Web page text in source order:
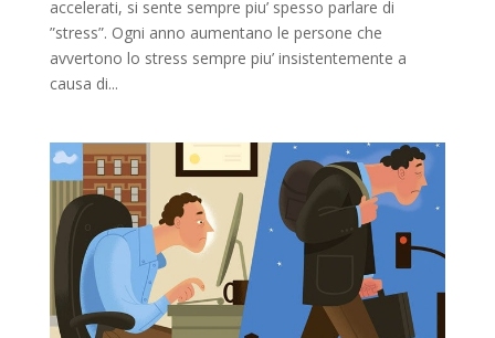
accelerati, si sente sempre piu’ spesso parlare di
”stress”. Ogni anno aumentano le persone che
avvertono lo stress sempre piu’ insistentemente a
causa di...